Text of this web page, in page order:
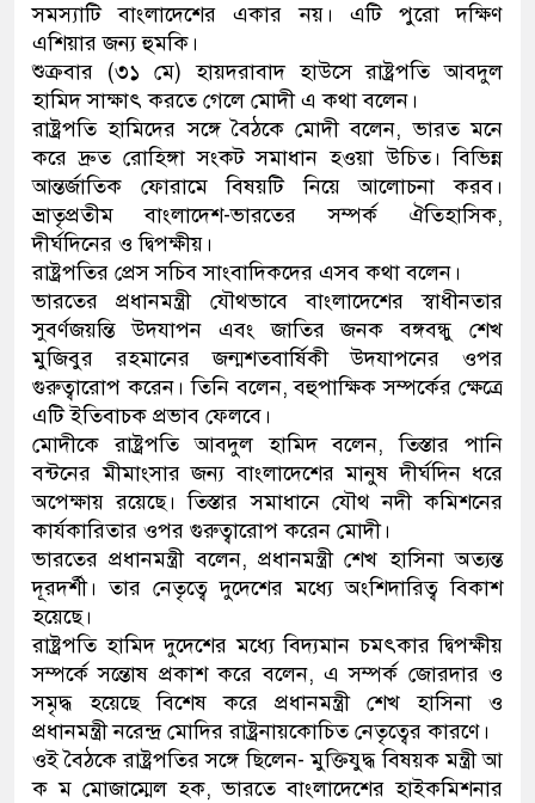
থানা পুলিশ
যেকোনো সময় বেনজীরের প্রত্যাবর্তন
নেতৃত্ব ও গণতন্ত্রের মূর্তমান প্রতীক বেগম খালেদা
যে ভাবে ডেভিড ইমনের কাছে মিলল ভারতীয়
‘আজহার খান’
অবৈধ বিদেশি পিস্তল, ম্যাগাজিন ও গুলিসহ আইনের
জড়িত কিশোর গ্যাংয়ের চার শিশু আটক
ডাকাতির প্রস্তুতিকালে দুইজনকে গ্রেফতার করেছে
থানা পুলিশ
সমস্যাটি বাংলাদেশের একার নয়। এটি পুরো দক্ষিণ
এশিয়ার জন্য হুমকি।
শুক্রবার (৩১ মে) হায়দরাবাদ হাউসে রাষ্ট্রপতি আবদুল
হামিদ সাক্ষাৎ করতে গেলে মোদী এ কথা বলেন।
রাষ্ট্রপতি হামিদের সঙ্গে বৈঠকে মোদী বলেন, ভারত মনে
করে দ্রুত রোহিঙ্গা সংকট সমাধান হওয়া উচিত। বিভিন্ন
আন্তর্জাতিক ফোরামে বিষয়টি নিয়ে আলোচনা করব।
ভ্রাতৃপ্রতীম বাংলাদেশ-ভারতের সম্পর্ক ঐতিহাসিক,
দীর্ঘদিনের ও দ্বিপক্ষীয়।
রাষ্ট্রপতির প্রেস সচিব সাংবাদিকদের এসব কথা বলেন।
ভারতের প্রধানমন্ত্রী যৌথভাবে বাংলাদেশের স্বাধীনতার
সুবর্ণজয়ন্তি উদযাপন এবং জাতির জনক বঙ্গবন্ধু শেখ
মুজিবুর রহমানের জন্মশতবার্ষিকী উদযাপনের ওপর
গুরুত্বারোপ করেন। তিনি বলেন, বহুপাক্ষিক সম্পর্কের ক্ষেত্রে
এটি ইতিবাচক প্রভাব ফেলবে।
মোদীকে রাষ্ট্রপতি আবদুল হামিদ বলেন, তিস্তার পানি
বন্টনের মীমাংসার জন্য বাংলাদেশের মানুষ দীর্ঘদিন ধরে
অপেক্ষায় রয়েছে। তিস্তার সমাধানে যৌথ নদী কমিশনের
কার্যকারিতার ওপর গুরুত্বারোপ করেন মোদী।
ভারতের প্রধানমন্ত্রী বলেন, প্রধানমন্ত্রী শেখ হাসিনা অত্যন্ত
দূরদর্শী। তার নেতৃত্বে দুদেশের মধ্যে অংশিদারিত্ব বিকাশ
হয়েছে।
রাষ্ট্রপতি হামিদ দুদেশের মধ্যে বিদ্যমান চমৎকার দ্বিপক্ষীয়
সম্পর্কে সন্তোষ প্রকাশ করে বলেন, এ সম্পর্ক জোরদার ও
সমৃদ্ধ হয়েছে বিশেষ করে প্রধানমন্ত্রী শেখ হাসিনা ও
প্রধানমন্ত্রী নরেন্দ্র মোদির রাষ্ট্রনায়কোচিত নেতৃত্বের কারণে।
ওই বৈঠকে রাষ্ট্রপতির সঙ্গে ছিলেন- মুক্তিযুদ্ধ বিষয়ক মন্ত্রী আ
ক ম মোজাম্মেল হক, ভারতে বাংলাদেশের হাইকমিশনার